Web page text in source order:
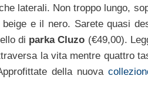
laterali. Non troppo lungo,
e il nero. Sarete quasi
di parka Cluzo (€49,00).
la vita mentre quattro
della nuova